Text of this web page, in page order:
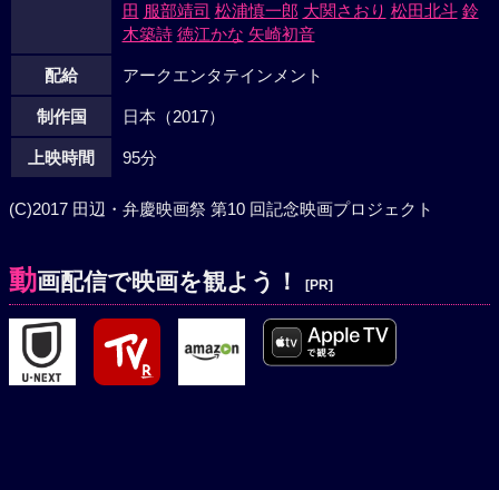
田 服部靖司 松浦慎一郎 大関さおり 松田北斗 鈴
木築詩 徳江かな 矢崎初音
配給 アークエンタテインメント
制作国 日本（2017）
上映時間 95分
(C)2017 田辺・弁慶映画祭 第10 回記念映画プロジェクト
動画配信で映画を観よう！ [PR]